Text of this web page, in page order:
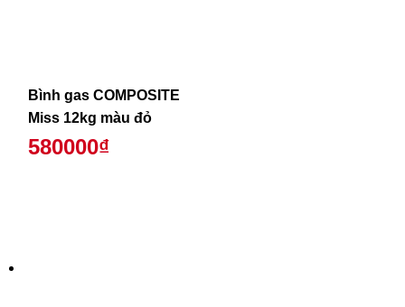
Bình gas COMPOSITE
Miss 12kg màu đỏ
580000₫